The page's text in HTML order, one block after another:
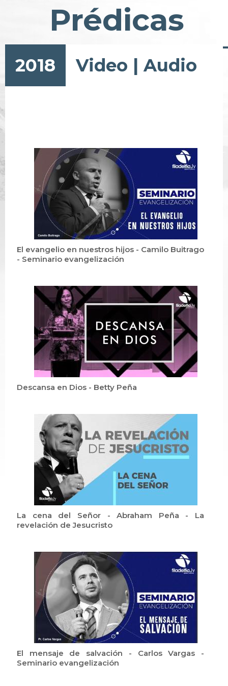
Prédicas
2018 Video | Audio
El evangelio en nuestros hijos - Camilo Buitrago
- Seminario evangelización
Descansa en Dios - Betty Peña
La cena del Señor - Abraham Peña - La
revelación de Jesucristo
El mensaje de salvación - Carlos Vargas -
Seminario evangelización
Pagination